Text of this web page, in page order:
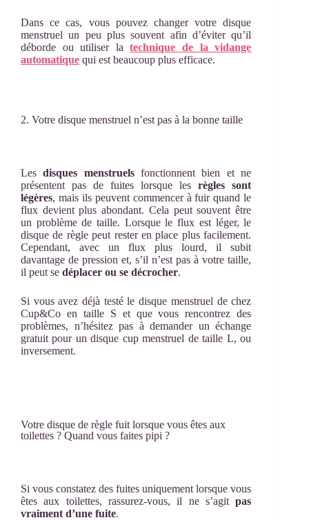
Dans ce cas, vous pouvez changer votre disque
menstruel un peu plus souvent afin d’éviter qu’il
déborde ou utiliser latechnique de la vidange
automatique qui est beaucoup plus efficace.
2. Votre disque menstruel n’est pas à la bonne taille
Lesdisques menstruelsfonctionnent bien et ne
présentent pas de fuites lorsque lesrègles sont
légères, mais ils peuvent commencer à fuir quand le
flux devient plus abondant. Cela peut souvent être
un problème de taille. Lorsque le flux est léger, le
disque de règle peut rester en place plus facilement.
Cependant, avec un flux plus lourd, il subit
davantage de pression et, s’il n’est pas à votre taille,
il peut se déplacer ou se décrocher.
Si vous avez déjà testé le disque menstruel de chez
Cup&Co en taille S et que vous rencontrez des
problèmes, n’hésitez pas à demander un échange
gratuit pour un disque cup menstruel de taille L, ou
inversement.
Votre disque de règle fuit lorsque vous êtes aux
toilettes ? Quand vous faites pipi ?
Si vous constatez des fuites uniquement lorsque vous
êtes aux toilettes, rassurez-vous, il ne s’agitpas
vraiment d’une fuite.